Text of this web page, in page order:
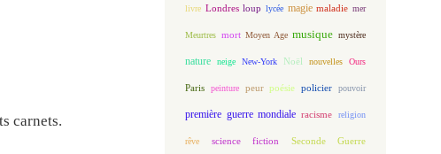
carnets.
livre Londres loup lycée magie maladie mer
Meurtres mort Moyen Age musique mystère
nature neige New-York Noël nouvelles Ours
Paris peinture peur poésie policier pouvoir
première guerre mondiale racisme religion
rêve science fiction Seconde Guerre